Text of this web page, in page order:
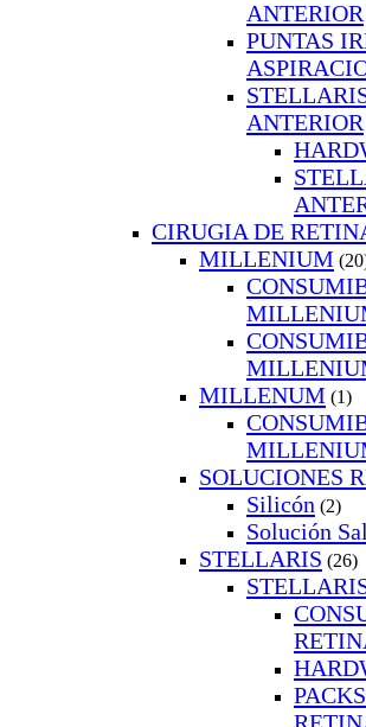
ANTERIOR
PUNTAS
ANTERIOR
CIRUGIA DE
MILLENIUM
MILLENUM (1)
SOLUCIONES
Silicón (2)
Solución
STELLARIS (26)